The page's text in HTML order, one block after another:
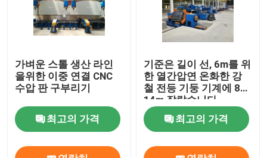
가벼운 스톨 생산 라인
을위한 이중 연결 CNC
수압 판 구부리기
최고의 가격
기준은 길이 선, 6m를 위
한 열간압연 온화한 강
철 전등 기둥 기계에 8m
14m 잘랐습니다
최고의 가격